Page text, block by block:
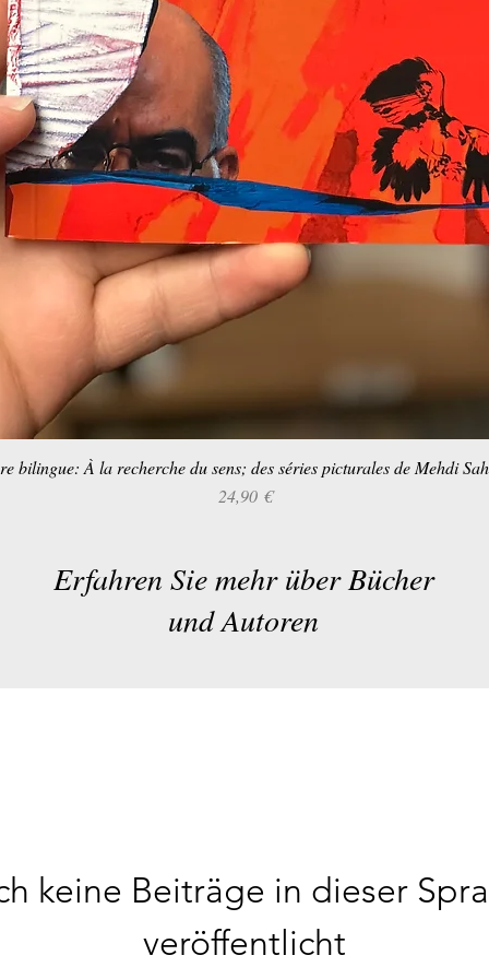
Schnellansicht
bilingue: À la recherche du sens; des séries picturales de Mehdi
Preis
24,90 €
Erfahren Sie mehr über Bücher
und Autoren
keine Beiträge in dieser
veröffentlicht